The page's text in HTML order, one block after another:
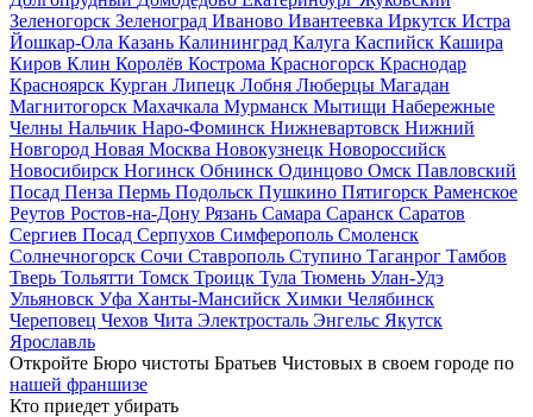
Зеленогорск Зеленоград Иваново Ивантеевка Иркутск Истра
Йошкар-Ола Казань Калининград Калуга Каспийск Кашира
Киров Клин Королёв Кострома Красногорск Краснодар
Красноярск Курган Липецк Лобня Люберцы Магадан
Магнитогорск Махачкала Мурманск Мытищи Набережные
Челны Нальчик Наро-Фоминск Нижневартовск Нижний
Новгород Новая Москва Новокузнецк Новороссийск
Новосибирск Ногинск Обнинск Одинцово Омск Павловский
Посад Пенза Пермь Подольск Пушкино Пятигорск Раменское
Реутов Ростов-на-Дону Рязань Самара Саранск Саратов
Сергиев Посад Серпухов Симферополь Смоленск
Солнечногорск Сочи Ставрополь Ступино Таганрог Тамбов
Тверь Тольятти Томск Троицк Тула Тюмень Улан-Удэ
Ульяновск Уфа Ханты-Мансийск Химки Челябинск
Череповец Чехов Чита Электросталь Энгельс Якутск
Ярославль
Откройте Бюро чистоты Братьев Чистовых в своем городе по
нашей франшизе
Кто приедет убирать